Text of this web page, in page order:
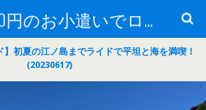
月30,000円のお小遣いでロードバイク
初夏の江ノ島までライドで平坦と海を満喫！
(20230617)